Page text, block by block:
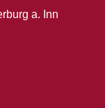
a. Inn